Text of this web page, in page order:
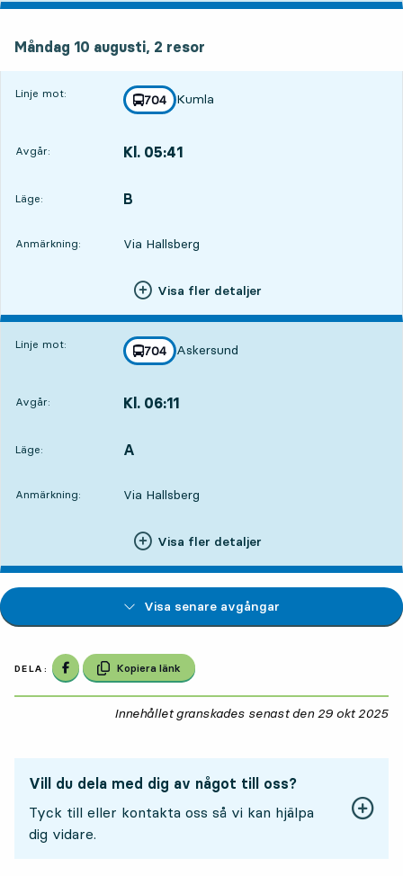
Måndag 10 augusti, 2 resor
Linje mot: linje
704
mot
Kumla
,
Avgår: Kl. 05:41
Läge:
LÄGE, B
,
Anmärkning: Via Hallsberg
Visa fler detaljer
Linje mot: linje
704
mot
Askersund
,
Avgår: Kl. 06:11
Läge:
LÄGE, A
,
Anmärkning: Via Hallsberg
Visa fler detaljer
Visa senare avgångar
DELA: Dela på Facebook
Kopiera länk
Innehållet granskades senast den 29 okt 2025
Vill du dela med dig av något till oss?
Tyck till eller kontakta oss så vi kan hjälpa
dig vidare.